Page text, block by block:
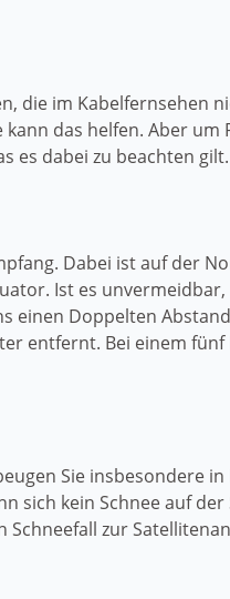
die im Kabelfernsehen
das helfen. Aber um
es dabei zu beachten gilt.
Dabei ist auf der
Ist es
Doppelten
entfernt. Bei einem
Sie insbesondere
sich kein Schnee auf
zur